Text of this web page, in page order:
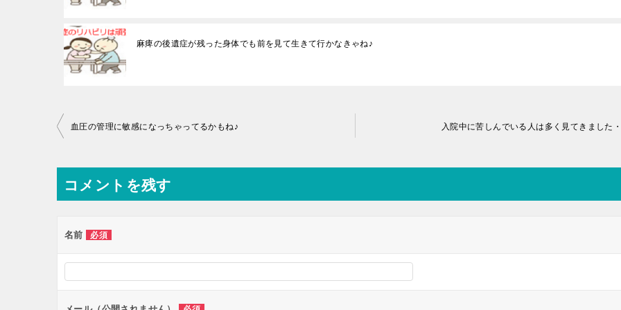
麻痺の後遺症が残った身体でも前を見て生きて行かなきゃね♪
投
ナ
ビ
ー
ョ
血圧の管理に敏感になっちゃってるかもね♪ 入院中に苦しんでいる人は多く見てきました
コメントを残す
名前 必須